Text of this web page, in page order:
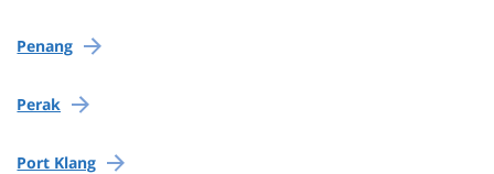
Penang
Perak
Port Klang